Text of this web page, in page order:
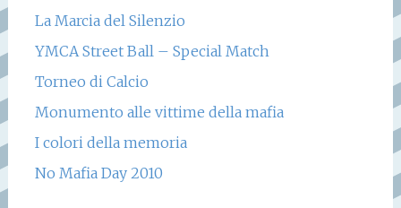
La Marcia del Silenzio
YMCA Street Ball – Special Match
Torneo di Calcio
Monumento alle vittime della mafia
I colori della memoria
No Mafia Day 2010